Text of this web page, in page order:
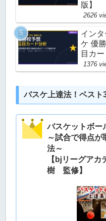
版】
2626
イン
ケ 優
目カ
1376
バスケ上達法！ベスト
バスケットボー
～試合で得点が
法～
【bjリーグア
樹 監修】